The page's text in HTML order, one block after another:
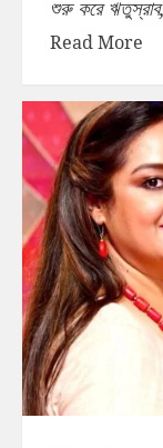
শুরু করে
Read More